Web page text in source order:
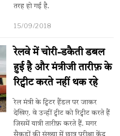
तरह हो गई है.
15/09/2018
रेलवे में चोरी-डकैती डबल
हुई है और मंत्रीजी तारीफ़ के
रिट्वीट करते नहीं थक रहे
रेल मंत्री के ट्विटर हैंडल पर जाकर
देखिए. वे उन्हीं ट्वीट को रिट्वीट करते हैं
जिसमें यात्री तारीफ़ करते हैं. मगर